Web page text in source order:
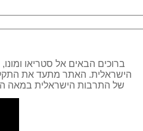
ברוכים הבאים אל סטריאו
הישראלית. האתר מתעד את
של התרבות הישראלית במאה